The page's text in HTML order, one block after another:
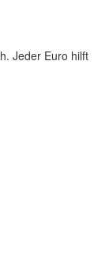
Jeder Euro hilft